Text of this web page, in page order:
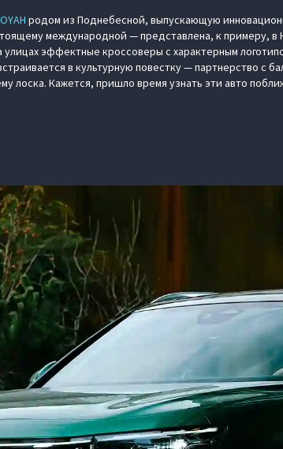
родом из Поднебесной, выпускающую
международной — представлена, к примеру,
улицах эффектные кроссоверы с характерным
в культурную повестку — партнерство с
лоска. Кажется, пришло время узнать эти авто